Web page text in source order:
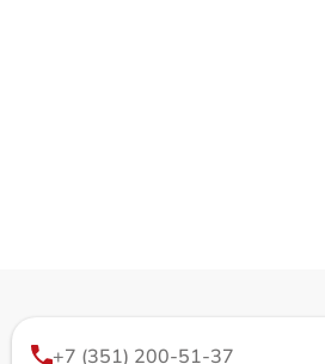
+7 (351) 200-51-37